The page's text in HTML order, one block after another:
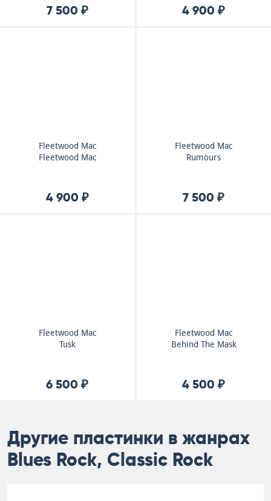
7 500 ₽ 4 900 ₽
Fleetwood Mac
Fleetwood Mac
4 900 ₽
Fleetwood Mac
Rumours
7 500 ₽
Fleetwood Mac
Tusk
6 500 ₽
Fleetwood Mac
Behind The Mask
4 500 ₽
Другие пластинки в жанрах
Blues Rock, Classic Rock